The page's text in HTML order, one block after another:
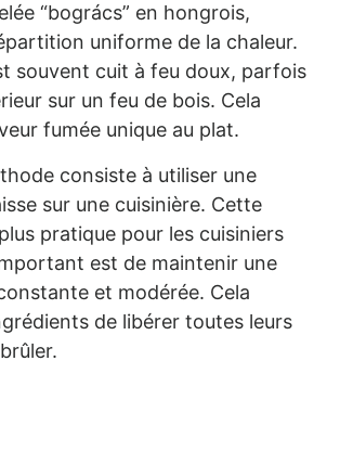
“bogrács” en hongrois,
uniforme de la chaleur.
souvent cuit à feu doux, parfois
sur un feu de bois. Cela
fumée unique au plat.
consiste à utiliser une
sur une cuisinière. Cette
pratique pour les cuisiniers
est de maintenir une
et modérée. Cela
de libérer toutes leurs